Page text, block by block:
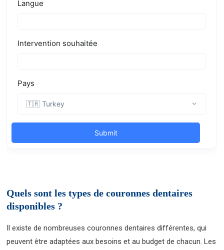
Quels sont les types de couronnes dentaires
disponibles ?
Il existe de nombreuses couronnes dentaires différentes, qui
peuvent être adaptées aux besoins et au budget de chacun. Les